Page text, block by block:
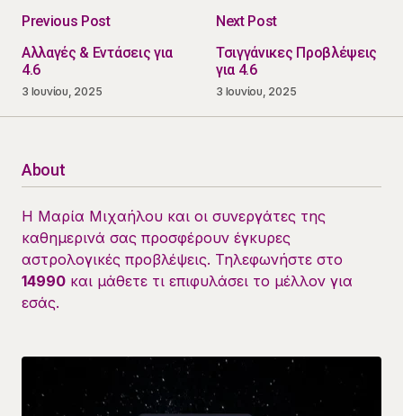
Previous Post
Αλλαγές & Εντάσεις για
4.6
3 Ιουνίου, 2025
Next Post
Τσιγγάνικες Προβλέψεις
για 4.6
3 Ιουνίου, 2025
About
Η Μαρία Μιχαήλου και οι συνεργάτες της
καθημερινά σας προσφέρουν έγκυρες
αστρολογικές προβλέψεις. Τηλεφωνήστε στο
14990 και μάθετε τι επιφυλάσει το μέλλον για
εσάς.